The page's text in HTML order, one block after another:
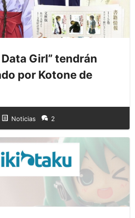
Girl” tendrán
por Kotone de
Noticias 2